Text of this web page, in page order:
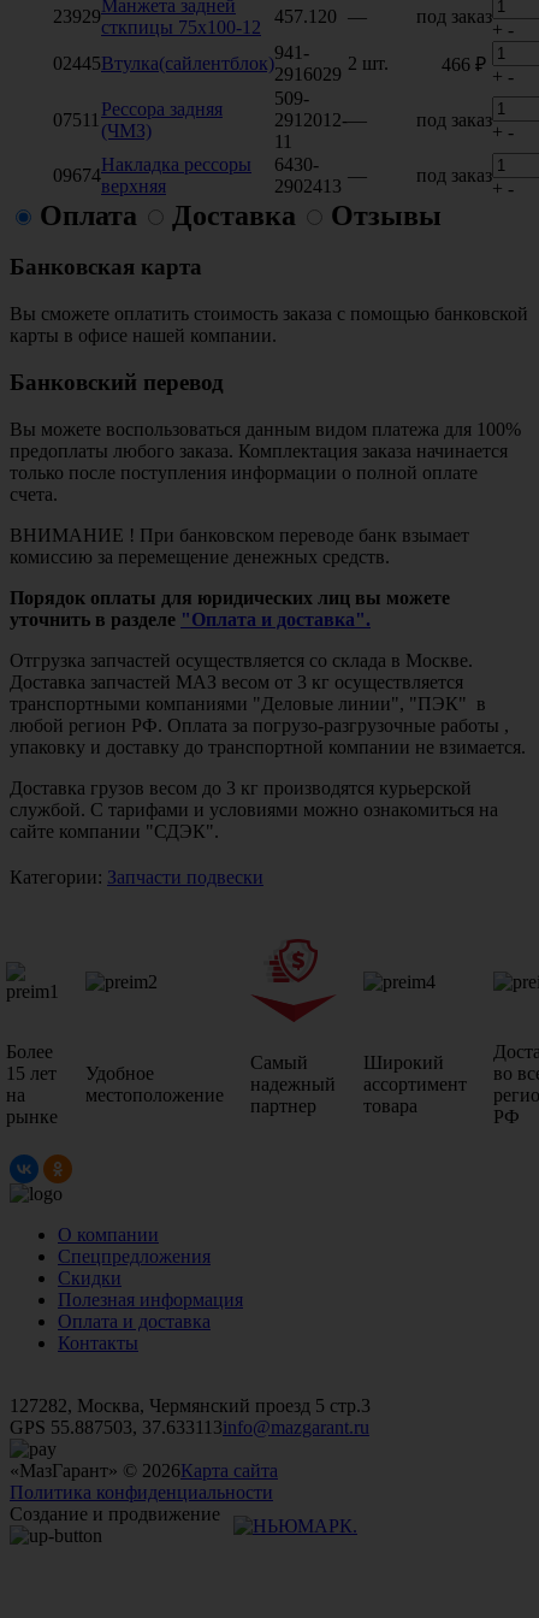
23929
Манжета задней
сткпицы 75х100-12
457.120 — под заказ
+ -
02445Втулка(сайлентблок)
941-
2916029
2 шт. 466 ₽
+ -
07511
Рессора задняя
(ЧМЗ)
509-
2912012-
11
— под заказ
+ -
09674
Накладка рессоры
верхняя
6430-
2902413
— под заказ
+ -
Оплата Доставка Отзывы
Банковская карта
Вы сможете оплатить стоимость заказа с помощью банковской
карты в офисе нашей компании.
Банковский перевод
Вы можете воспользоваться данным видом платежа для 100%
предоплаты любого заказа. Комплектация заказа начинается
только после поступления информации о полной оплате
счета.
ВНИМАНИЕ ! При банковском переводе банк взымает
комиссию за перемещение денежных средств.
Порядок оплаты для юридических лиц вы можете
уточнить в разделе "Оплата и доставка".
Отгрузка запчастей осуществляется со склада в Москве.
Доставка запчастей МАЗ весом от 3 кг осуществляется
транспортными компаниями "Деловые линии", "ПЭК" в
любой регион РФ. Оплата за погрузо-разгрузочные работы ,
упаковку и доставку до транспортной компании не взимается.
Доставка грузов весом до 3 кг производятся курьерской
службой. С тарифами и условиями можно ознакомиться на
сайте компании "СДЭК".
Категории: Запчасти подвески
Более
15 лет
на
рынке
Удобное
местоположение
Самый
надежный
партнер
Широкий
ассортимент
товара
во
РФ
О компании
Спецпредложения
Скидки
Полезная информация
Оплата и доставка
Контакты
127282, Москва, Чермянский проезд 5 стр.3
GPS 55.887503, 37.633113info@mazgarant.ru
«МазГарант» © 2026Карта сайта
Политика конфиденциальности
Создание и продвижение